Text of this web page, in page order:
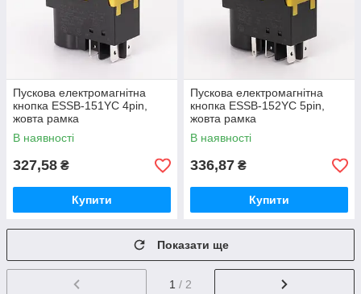
Пускова електромагнітна
кнопка ESSB-151YC 4pin,
жовта рамка
В наявності
327,58 ₴
Купити
Пускова електромагнітна
кнопка ESSB-152YC 5pin,
жовта рамка
В наявності
336,87 ₴
Купити
Показати ще
1 / 2